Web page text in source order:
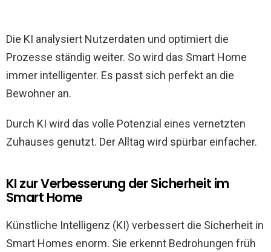
Die KI analysiert Nutzerdaten und optimiert die
Prozesse ständig weiter. So wird das Smart Home
immer intelligenter. Es passt sich perfekt an die
Bewohner an.
Durch KI wird das volle Potenzial eines vernetzten
Zuhauses genutzt. Der Alltag wird spürbar einfacher.
KI zur Verbesserung der Sicherheit im
Smart Home
Künstliche Intelligenz (KI) verbessert die Sicherheit in
Smart Homes enorm. Sie erkennt Bedrohungen früh